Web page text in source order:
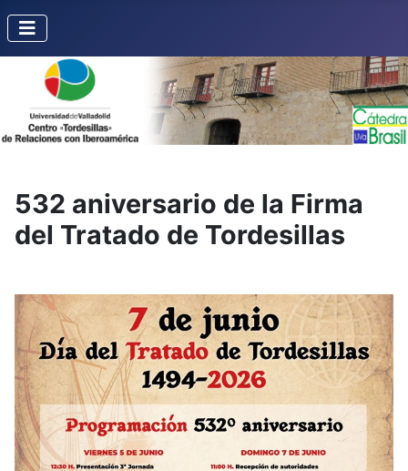
532 aniversario de la Firma
del Tratado de Tordesillas